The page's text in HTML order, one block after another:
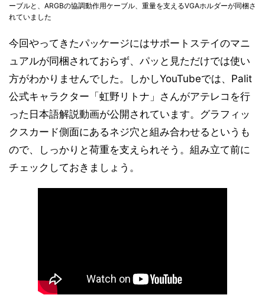
ーブルと、ARGBの協調動作用ケーブル、重量を支えるVGAホルダーが同梱さ
れていました
今回やってきたパッケージにはサポートステイのマニ
ュアルが同梱されておらず、パッと見ただけでは使い
方がわかりませんでした。しかしYouTubeでは、Palit
公式キャラクター「虹野リトナ」さんがアテレコを行
った日本語解説動画が公開されています。グラフィッ
クスカード側面にあるネジ穴と組み合わせるというも
ので、しっかりと荷重を支えられそう。組み立て前に
チェックしておきましょう。